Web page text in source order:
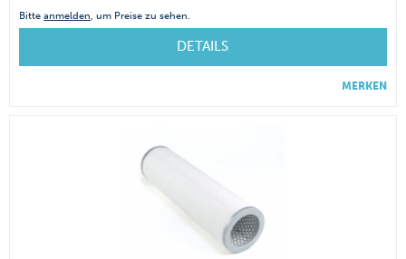
Bitteanmelden, um Preise zu sehen.
DETAILS
MERKEN